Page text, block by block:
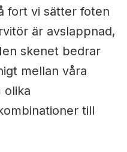
fort vi sätter foten
är avslappnad,
skenet bedrar
mellan våra
olika
till